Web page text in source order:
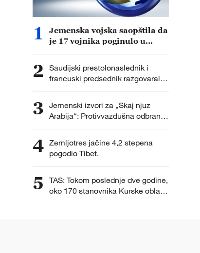
1
Jemenska vojska saopštila da
je 17 vojnika poginulo u
2 Saudijski prestolonaslednik i
francuski predsednik razgovarali o
najnovijim regionalnim
bezbednosti u regionu.
3 Jemenski izvori za „Skaj njuz
Arabija“: Protivvazdušna odbrana
pucala na bespilotne letelice
provinciji Hadramaut.
4 Zemljotres jačine 4,2 stepena
pogodio Tibet.
5
TAS: Tokom poslednje dve godine,
oko 170 stanovnika Kurske oblasti